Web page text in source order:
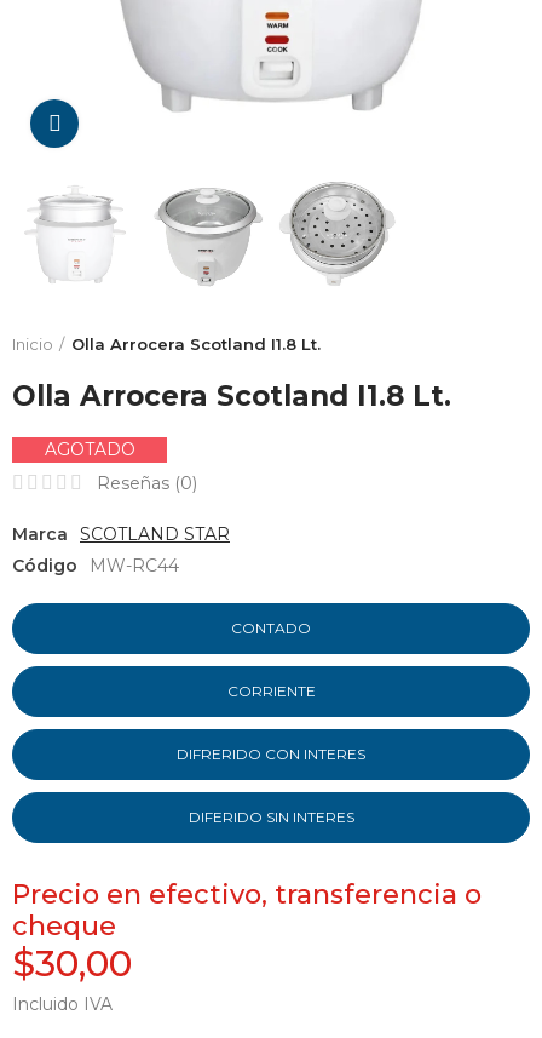
Inicio Olla Arrocera Scotland I1.8 Lt.
Olla Arrocera Scotland I1.8 Lt.
AGOTADO
Reseñas (0)
Marca
SCOTLAND STAR
Código
MW-RC44
CONTADO
CORRIENTE
DIFRERIDO CON INTERES
DIFERIDO SIN INTERES
Precio en efectivo, transferencia o
cheque
$30,00
Incluido IVA